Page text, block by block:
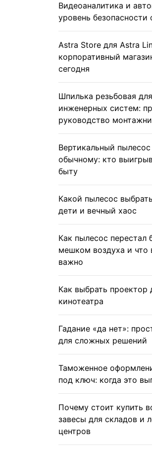
Видеоаналитика и
уровень безопасности
Astra Store для Astra
корпоративный
сегодня
Шпилька резьбовая
инженерных систем:
руководство
Вертикальный
обычному: кто
быту
Какой пылесос
дети и вечный хаос
Как пылесос перестал
мешком воздуха и что
важно
Как выбрать проектор
кинотеатра
Гадание «да нет»:
для сложных решений
Таможенное
под ключ: когда это
Почему стоит купить
завесы для складов и
центров